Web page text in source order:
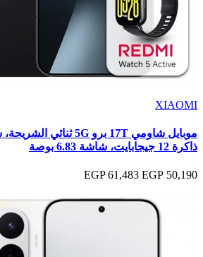
XIAOMI
ذاكرة 12 جيجابايت، شاشة 6.83 بوصة
50,190 EGP
61,483 EGP